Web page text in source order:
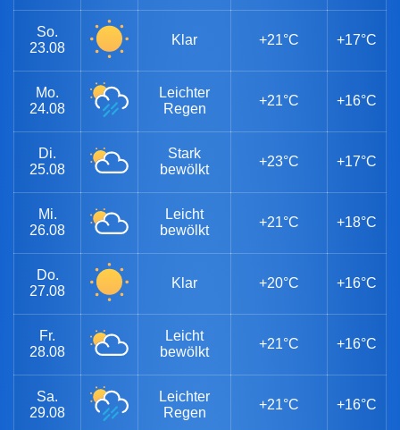
So.
23.08
Klar +21°C +17°C
Mo.
24.08
Leichter
Regen
+21°C +16°C
Di.
25.08
Stark
bewölkt
+23°C +17°C
Mi.
26.08
Leicht
bewölkt
+21°C +18°C
Do.
27.08
Klar +20°C +16°C
Fr.
28.08
Leicht
bewölkt
+21°C +16°C
Sa.
29.08
Leichter
Regen
+21°C +16°C